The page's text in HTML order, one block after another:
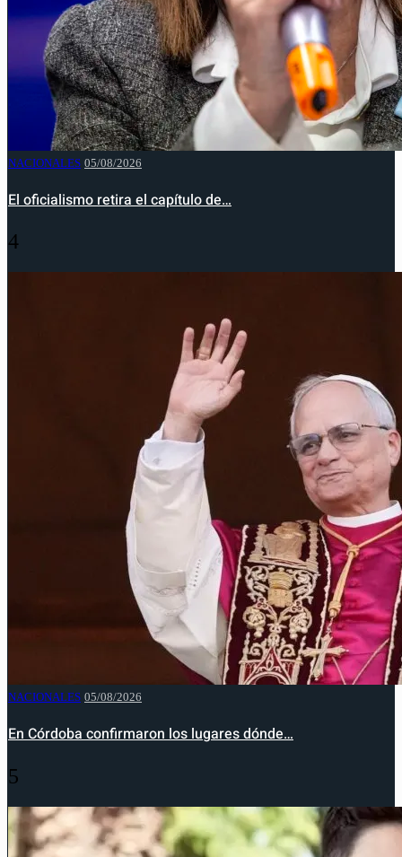
NACIONALES 05/08/2026
El oficialismo retira el capítulo de…
4
NACIONALES 05/08/2026
En Córdoba confirmaron los lugares dónde…
5